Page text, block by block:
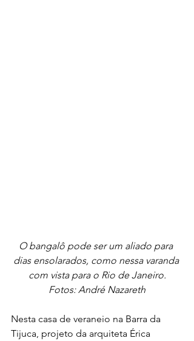
O bangalô pode ser um aliado para
dias ensolarados, como nessa varanda
com vista para o Rio de Janeiro.
Fotos: André Nazareth
Nesta casa de veraneio na Barra da
Tijuca, projeto da arquiteta Érica